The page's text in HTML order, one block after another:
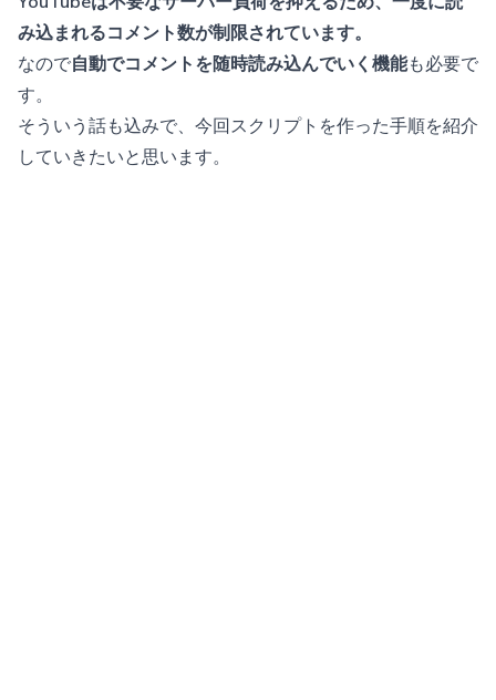
み込まれるコメント数が制限されています。
なので自動でコメントを随時読み込んでいく機能も必要で
す。
そういう話も込みで、今回スクリプトを作った手順を紹介
していきたいと思います。